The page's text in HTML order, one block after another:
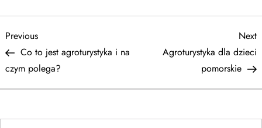
N
a
w
Previous
Post
Previous
Co to jest agroturystyka i na
czym polega?
Next
Agroturystyka dla dzieci
pomorskie